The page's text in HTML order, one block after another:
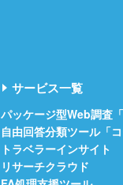
サービス一覧
パッケージ型Web調査
自由回答分類ツール「
トラベラーインサイト
リサーチクラウド